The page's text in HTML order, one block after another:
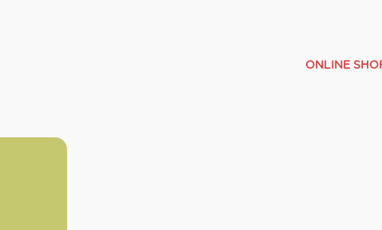
ONLINE